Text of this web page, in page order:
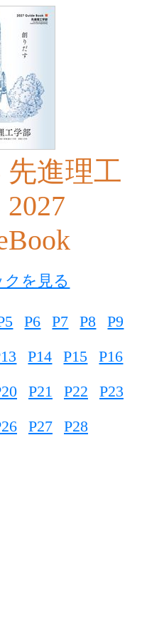
先進理工
を見る
P6 P7 P8
P9
P14 P15
P16
P21 P22
P23
P27 P28